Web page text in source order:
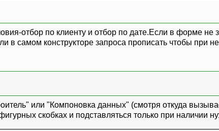
отбор по клиенту и отбор по дате.Если в форме не
в самом конструкторе запроса прописать чтобы при
или "Компоновка данных" (смотря откуда
скобках и подставляться только при наличии